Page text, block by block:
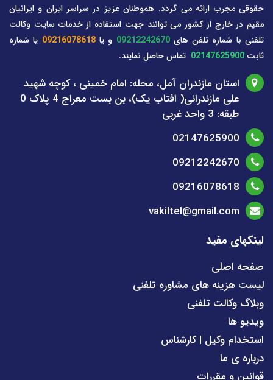
حقوقی مجرب ارائه می گردد. هموطنان عزیز در سراسر ایران و ایرانیان
مقیم در خارج از کشور می توانند جهت استفاده از خدمات سایت وکالت
تلفنی با شماره تلفن های09212242670 و یا09216078618 یا شماره
ثابت 02147625900 تماس حاصل نمایند.
استان مازندران آمل، محله: امام خمینی ، کوچه شهید
علی مازندرانی( افتاب یک)، بن بست معراج 4 پلاک 0
طبقه: 3 واحد غربی
02147625900
09212242670
09216078618
vakiltel@gmail.com
لینکهای مفید
صفحه اصلی
لیست هزینه های مشاوره تلفنی
وبلاگ وکالت تلفنی
ویدیو ها
استخدام وکیل | کارشناس
درباره ی ما
قوانین و مقررات